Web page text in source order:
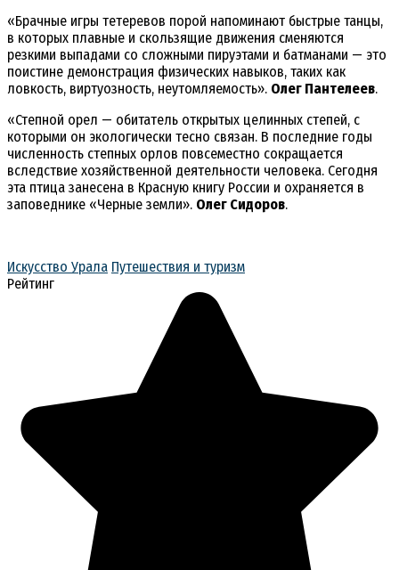
«Брачные игры тетеревов порой напоминают быстрые танцы,
в которых плавные и скользящие движения сменяются
резкими выпадами со сложными пируэтами и батманами — это
поистине демонстрация физических навыков, таких как
ловкость, виртуозность, неутомляемость». Олег Пантелеев.
«Степной орел — обитатель открытых целинных степей, с
которыми он экологически тесно связан. В последние годы
численность степных орлов повсеместно сокращается
вследствие хозяйственной деятельности человека. Сегодня
эта птица занесена в Красную книгу России и охраняется в
заповеднике «Черные земли». Олег Сидоров.
Искусство Урала Путешествия и туризм
Рейтинг